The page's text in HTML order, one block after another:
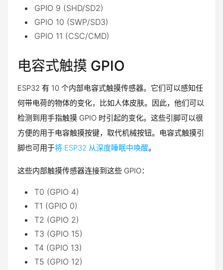
GPIO 9 (SHD/SD2)
GPIO 10 (SWP/SD3)
GPIO 11 (CSC/CMD)
电容式触摸 GPIO
ESP32 有 10 个内部电容式触摸传感器。它们可以感知任
何带电荷的物体的变化，比如人体皮肤。因此，他们可以
检测到用手指触摸 GPIO 时引起的变化。这些引脚可以很
方便的用于电容触摸按键，取代机械按钮。电容式触摸引
脚也可用于将 ESP32 从深度睡眠中唤醒。
这些内部触摸传感器连接到这些 GPIO：
T0 (GPIO 4)
T1 (GPIO 0)
T2 (GPIO 2)
T3 (GPIO 15)
T4 (GPIO 13)
T5 (GPIO 12)